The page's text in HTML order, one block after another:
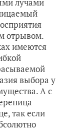
отрывом.
имеются
выбора у
А с
так если